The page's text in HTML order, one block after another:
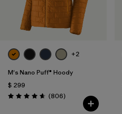
+2
M's Nano Puff® Hoody
$ 299
Valoración: 4.6 / 5
(806Comentarios
)